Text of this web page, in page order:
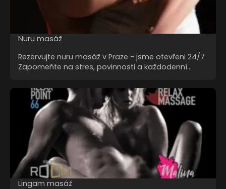
Nuru masáž
Rezervujte nuru masáž v Praze - jsme otevřeni 24/7
Zapomeňte na stres, povinnosti a každodenní…
Lingam masáž